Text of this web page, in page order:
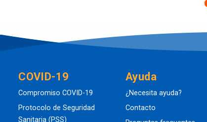
COVID-19
Compromiso COVID-19
Protocolo de Seguridad
Sanitaria (PSS)
Ayuda
¿Necesita ayuda?
Contacto